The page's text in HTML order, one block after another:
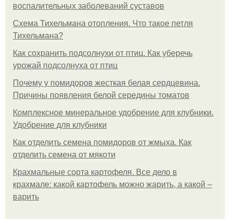
воспалительных заболеваний суставов
Схема Тихельмана отопления. Что такое петля
Тихельмана?
Как сохранить подсолнухи от птиц. Как уберечь
урожай подсолнуха от птиц
Почему у помидоров жесткая белая сердцевина.
Причины появления белой середины томатов
Комплексное минеральное удобрение для клубники.
Удобрение для клубники
Как отделить семена помидоров от жмыха. Как
отделить семена от мякоти
Крахмальные сорта картофеля. Все дело в
крахмале: какой картофель можно жарить, а какой –
варить